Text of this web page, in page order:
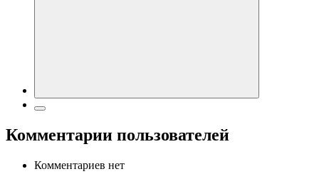
Комментарии пользователей
Комментариев нет